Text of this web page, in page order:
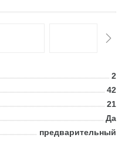
2
42
21
Да
предварительный